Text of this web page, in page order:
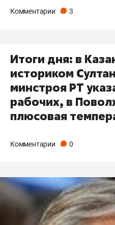
Комментарии 3
Итоги дня: в
историком
минстроя РТ
рабочих, в
плюсовая
Комментарии 0